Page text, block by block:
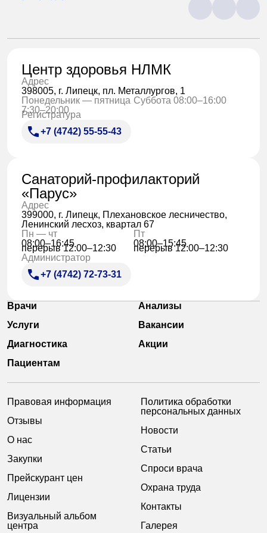
Центр здоровья НЛМК
Адрес
398005, г. Липецк, пл. Металлургов, 1
Понедельник — пятница
7:30–20:00
Суббота 08:00–16:00
Регистратура
+7 (4742) 55-55-43
Санаторий-профилакторий
«Парус»
Адрес
399000, г. Липецк, Плехановское лесничество,
Ленинский лесхоз, квартал 67
Пн — чт
08:00–16:45
перерыв 12:00–12:30
Пт
08:00–15:45
перерыв 12:00–12:30
Администратор
+7 (4742) 72-73-31
Врачи
Анализы
Услуги
Вакансии
Диагностика
Акции
Пациентам
Правовая информация
Отзывы
О нас
Закупки
Прейскурант цен
Лицензии
Визуальный альбом
центра
Политика обработки
персональных данных
Новости
Статьи
Спроси врача
Охрана труда
Контакты
Галерея